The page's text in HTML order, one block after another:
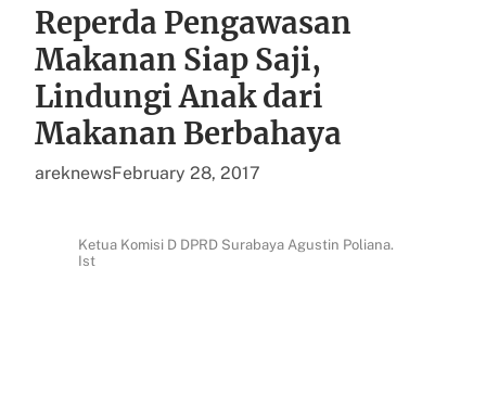
Reperda Pengawasan
Makanan Siap Saji,
Lindungi Anak dari
Makanan Berbahaya
areknewsFebruary 28, 2017
Ketua Komisi D DPRD Surabaya Agustin Poliana.
Ist